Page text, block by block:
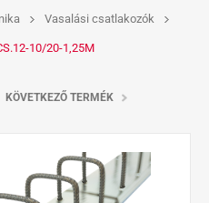
Vasalási csatlakozók
10/20-1,25M
KÖVETKEZŐ TERMÉK